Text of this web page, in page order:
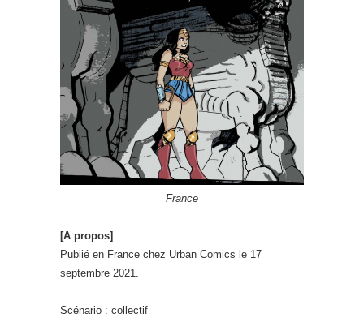
France
[A propos]
Publié en France chez Urban Comics le 17
septembre 2021.
Scénario : collectif